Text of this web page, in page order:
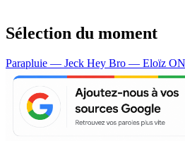
Sélection du moment
Parapluie — Jeck Hey Bro — Eloïz